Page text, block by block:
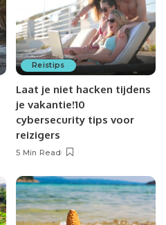
Reistips
Laat je niet hacken tijdens
je vakantie!10
cybersecurity tips voor
reizigers
5 Min Read